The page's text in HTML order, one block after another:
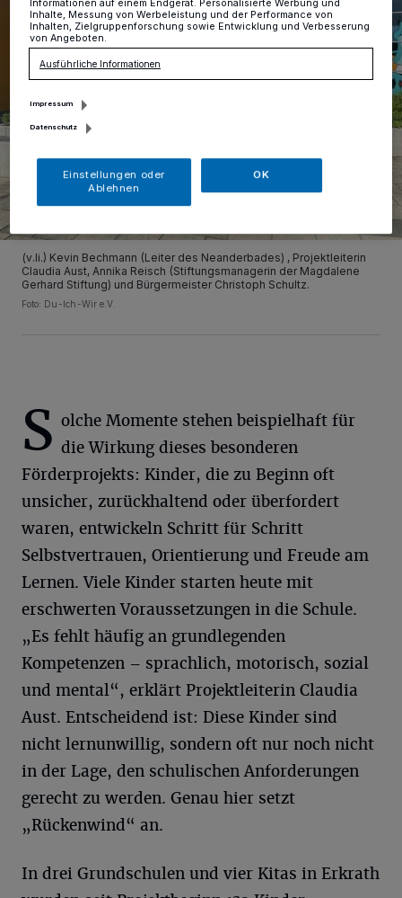
(v.li.) Kevin Bechmann (Leiter des Neanderbades) , Projektleiterin
Claudia Aust, Annika Reisch (Stiftungsmanagerin der Magdalene
Gerhard Stiftung) und Bürgermeister Christoph Schultz.
Foto: Du-Ich-Wir e.V.
S olche Momente stehen beispielhaft für
die Wirkung dieses besonderen
Förderprojekts: Kinder, die zu Beginn oft
unsicher, zurückhaltend oder überfordert
waren, entwickeln Schritt für Schritt
Selbstvertrauen, Orientierung und Freude am
Lernen. Viele Kinder starten heute mit
erschwerten Voraussetzungen in die Schule.
„Es fehlt häufig an grundlegenden
Kompetenzen – sprachlich, motorisch, sozial
und mental“, erklärt Projektleiterin Claudia
Aust. Entscheidend ist: Diese Kinder sind
nicht lernunwillig, sondern oft nur noch nicht
in der Lage, den schulischen Anforderungen
gerecht zu werden. Genau hier setzt
„Rückenwind“ an.
In drei Grundschulen und vier Kitas in Erkrath
Informationen auf einem Endgerät. Personalisierte Werbung und
Inhalte, Messung von Werbeleistung und der Performance von
Inhalten, Zielgruppenforschung sowie Entwicklung und Verbesserung
von Angeboten.
Ausführliche Informationen
Impressum
Datenschutz
Einstellungen oder
Ablehnen
OK